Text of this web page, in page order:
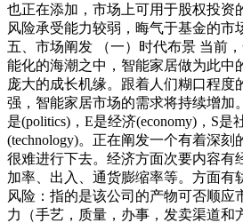
也正在添加，市场上可用于股权投资
风险承受能力较弱，晦气于基金的市
五、市场阐发 （一）时代布景 当前
能化的海潮之中，智能家居做为此中
庞大的成长机缘。跟着人们糊口程度
强，智能家居市场的需求将持续增加
是(politics)，E是经济(economy)，S是
(technology)。正在阐发一个有着深
很难进行下去。经济方面次要内容有
加率、出入、通货膨缩率等。方面有
风险：指的是该公司的产物可否顺应
力（手艺，质量，办事，发卖渠道和